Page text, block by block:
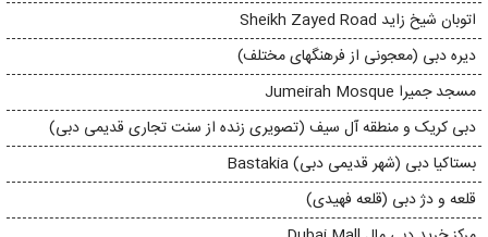
اتوبان شیخ زاید Sheikh Zayed Road
دیره دبی (معجونی از فرهنگهای مختلف)
مسجد جمیرا Jumeirah Mosque
دبی کریک و منطقه آل سیف (تصویری زنده از سنت تجاری قدیمی دبی)
بستاکیا دبی (شهر قدیمی دبی) Bastakia
قلعه و دژ دبی (قلعه فهیدی)